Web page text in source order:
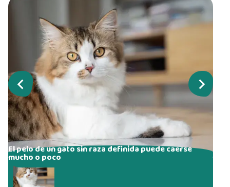
El pelo de un gato sin raza definida puede caerse
mucho o poco